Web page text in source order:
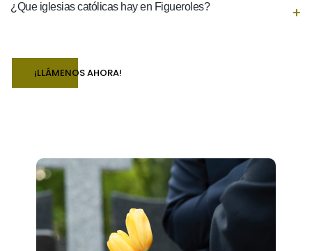
¿Que iglesias católicas hay en Figueroles?
¡LLÁMENOS AHORA!